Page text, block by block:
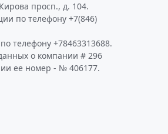
просп., д. 104.
по телефону +7(846)
телефону +78463313688.
о компании # 296
ее номер - № 406177.